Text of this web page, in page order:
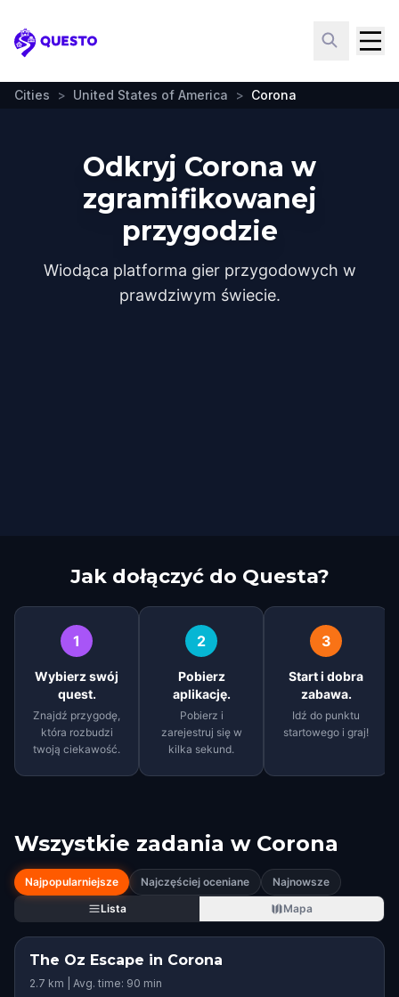
Questo
Cities > United States of America > Corona
Odkryj Corona w
zgramifikowanej
przygodzie
Wiodąca platforma gier przygodowych w
prawdziwym świecie.
Jak dołączyć do Questa?
1
Wybierz swój
quest.
Znajdź przygodę,
która rozbudzi
twoją ciekawość.
2
Pobierz
aplikację.
Pobierz i
zarejestruj się w
kilka sekund.
3
Start i dobra
zabawa.
Idź do punktu
startowego i graj!
Wszystkie zadania w Corona
Najpopularniejsze Najczęściej oceniane
Najnowsze
Lista
Mapa
The Oz Escape in Corona
2.7 km | Avg. time: 90 min